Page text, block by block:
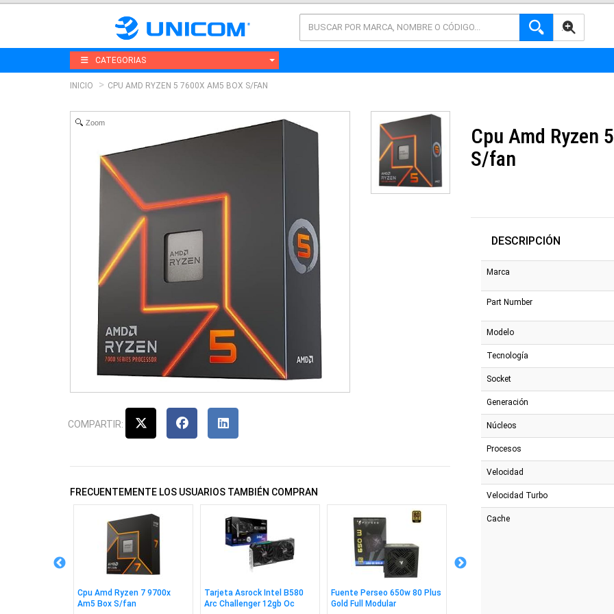
AVANZADA
CATEGORIAS
INICIO CPU AMD RYZEN 5 7600X AM5 BOX S/FAN
Zoom
COMPARTIR:
FRECUENTEMENTE LOS USUARIOS TAMBIÉN COMPRAN
Cpu Amd Ryzen 7 9700x
Am5 Box S/fan
Tarjeta Asrock Intel B580
Arc Challenger 12gb Oc
Fuente Perseo 650w 80 Plus
Gold Full Modular
Cpu
Cpu Amd Ryzen
S/fan
DESCRIPCIÓN
Marca
Part Number
Modelo
Tecnología
Socket
Generación
Núcleos
Procesos
Velocidad
Velocidad Turbo
Cache